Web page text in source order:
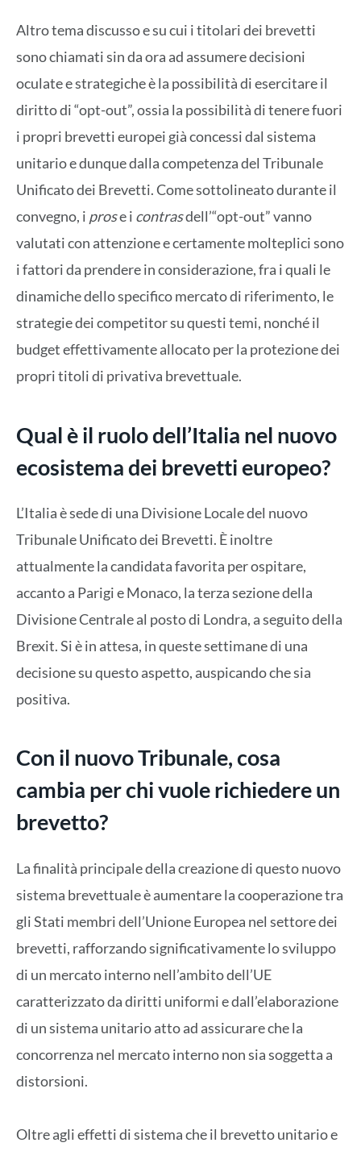
Altro tema discusso e su cui i titolari dei brevetti
sono chiamati sin da ora ad assumere decisioni
oculate e strategiche è la possibilità di esercitare il
diritto di “opt-out”, ossia la possibilità di tenere fuori
i propri brevetti europei già concessi dal sistema
unitario e dunque dalla competenza del Tribunale
Unificato dei Brevetti. Come sottolineato durante il
convegno, i prose i contrasdell’“opt-out” vanno
valutati con attenzione e certamente molteplici sono
i fattori da prendere in considerazione, fra i quali le
dinamiche dello specifico mercato di riferimento, le
strategie dei competitor su questi temi, nonché il
budget effettivamente allocato per la protezione dei
propri titoli di privativa brevettuale.
Qual è il ruolo dell’Italia nel nuovo
ecosistema dei brevetti europeo?
L’Italia è sede di una Divisione Locale del nuovo
Tribunale Unificato dei Brevetti. È inoltre
attualmente la candidata favorita per ospitare,
accanto a Parigi e Monaco, la terza sezione della
Divisione Centrale al posto di Londra, a seguito della
Brexit. Si è in attesa, in queste settimane di una
decisione su questo aspetto, auspicando che sia
positiva.
Con il nuovo Tribunale, cosa
cambia per chi vuole richiedere un
brevetto?
La finalità principale della creazione di questo nuovo
sistema brevettuale è aumentare la cooperazione tra
gli Stati membri dell’Unione Europea nel settore dei
brevetti, rafforzando significativamente lo sviluppo
di un mercato interno nell’ambito dell’UE
caratterizzato da diritti uniformi e dall’elaborazione
di un sistema unitario atto ad assicurare che la
concorrenza nel mercato interno non sia soggetta a
distorsioni.
Oltre agli effetti di sistema che il brevetto unitario e